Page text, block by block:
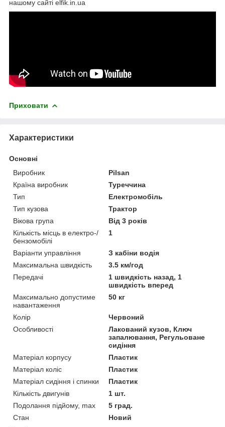
нашому сайті elfik.in.ua
Приховати
Характеристики
Основні
Виробник
Pilsan
Країна виробник
Туреччина
Тип
Електромобіль
Тип кузова
Трактор
Вікова група
Від 3 років
Кількість місць в електро-/
бензомобілі
1
Варіанти управління
З кабіни водія
Максимальна швидкість
3.5 км/год
Передачі
1 швидкість назад, 1
швидкість вперед
Максимально допустиме
навантаження
50 кг
Колір
Червоний
Особливості
Лакований кузов, Ключ
запалювання, Регульоване
сидіння
Матеріал корпусу
Пластик
Матеріал коліс
Пластик
Матеріал сидіння і спинки
Пластик
Кількість двигунів
1 шт.
Подолання підйому, max
5 град.
Стан
Новий